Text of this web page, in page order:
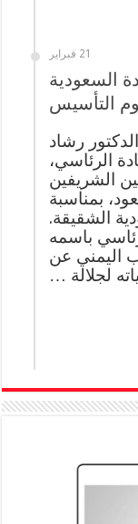
21 فبراير
السعودية
التأسيس
رشاد
الرئاسي،
الشريفين
بمناسبة
الشقيقة.
باسمه
اليمني عن
لجلالة …